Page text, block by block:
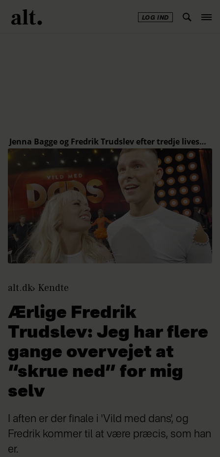
LOG IND
alt.dk Kendte
Ærlige Fredrik
Trudslev: Jeg har flere
gange overvejet at
“skrue ned” for mig
selv
I aften er der finale i 'Vild med dans', og
Fredrik kommer til at være præcis, som han
er.